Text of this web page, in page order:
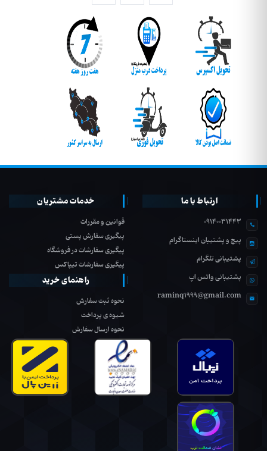
ارتباط با ما
09140031443
پیج و پشتیبان اینستاگرام
پشتیبانی تلگرام
پشتیبانی واتس اپ
raminq1999@gmail.com
خدمات مشتریان
قوانین و مقررات
پیگیری سفارش پستی
پیگیری سفارشات در فروشگاه
پیگیری سفارشات تیپاکس
راهنمای خرید
نحوه ثبت سفارش
شیوه ی پرداخت
نحوه ارسال سفارش